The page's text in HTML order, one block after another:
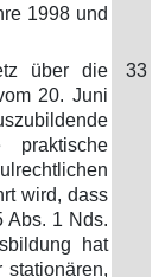
1998 und
über die
20. Juni
wird, dass
Abs. 1 Nds.
hat
33